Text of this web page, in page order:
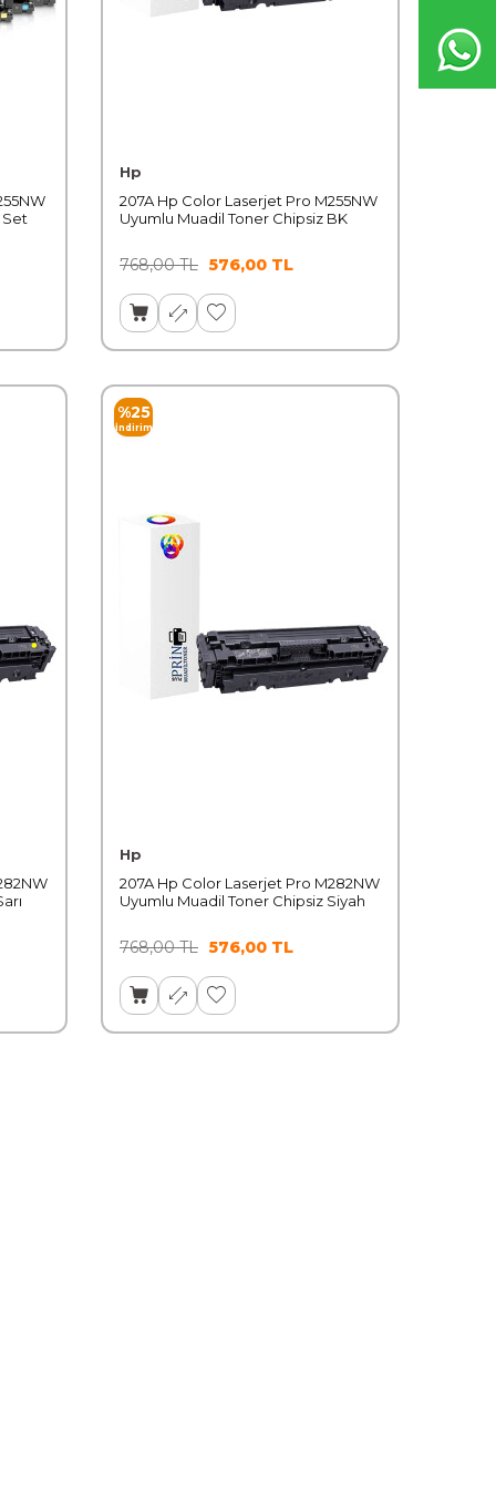
Set
Hp
207A Hp Color Laserjet Pro M255NW
Uyumlu Muadil Toner Chipsiz BK
768,00TL 576,00 TL
%25
İndirim
Hp
207A Hp Color Laserjet Pro M282NW
Uyumlu Muadil Toner Chipsiz Siyah
768,00TL 576,00 TL